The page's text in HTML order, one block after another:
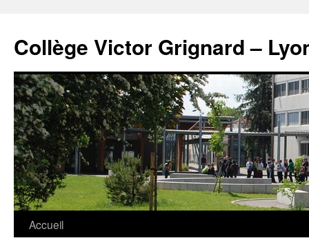
contenu
Collège Victor Grignard –
Accueil